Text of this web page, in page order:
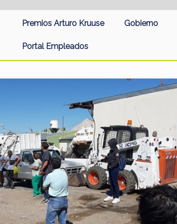
Premios Arturo Kruuse Gobierno
Portal Empleados